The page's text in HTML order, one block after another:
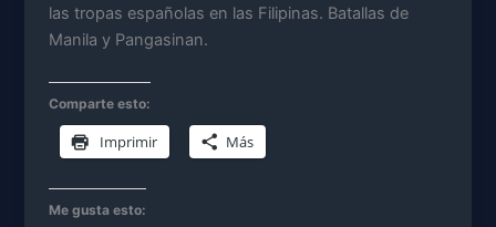
las tropas españolas en las Filipinas. Batallas de
Manila y Pangasinan.
Comparte esto:
Imprimir Más
Me gusta esto: